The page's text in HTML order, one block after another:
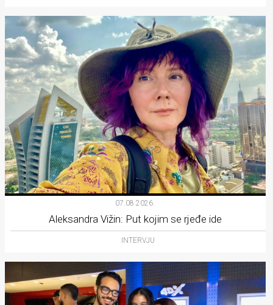
07.08.2026.
Aleksandra Vižin: Put kojim se rjeđe ide
INTERVJU